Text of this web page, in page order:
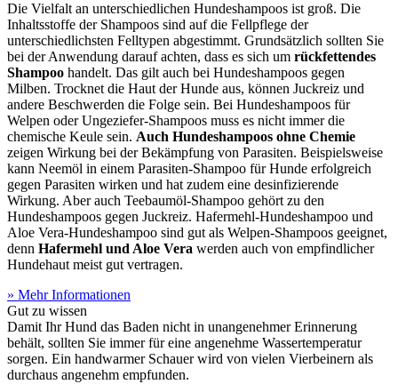
Die Vielfalt an unterschiedlichen Hundeshampoos ist groß. Die
Inhaltsstoffe der Shampoos sind auf die Fellpflege der
unterschiedlichsten Felltypen abgestimmt. Grundsätzlich sollten Sie
bei der Anwendung darauf achten, dass es sich um rückfettendes
Shampoo handelt. Das gilt auch bei Hundeshampoos gegen
Milben. Trocknet die Haut der Hunde aus, können Juckreiz und
andere Beschwerden die Folge sein. Bei Hundeshampoos für
Welpen oder Ungeziefer-Shampoos muss es nicht immer die
chemische Keule sein. Auch Hundeshampoos ohne Chemie
zeigen Wirkung bei der Bekämpfung von Parasiten. Beispielsweise
kann Neemöl in einem Parasiten-Shampoo für Hunde erfolgreich
gegen Parasiten wirken und hat zudem eine desinfizierende
Wirkung. Aber auch Teebaumöl-Shampoo gehört zu den
Hundeshampoos gegen Juckreiz. Hafermehl-Hundeshampoo und
Aloe Vera-Hundeshampoo sind gut als Welpen-Shampoos geeignet,
denn Hafermehl und Aloe Vera werden auch von empfindlicher
Hundehaut meist gut vertragen.
» Mehr Informationen
Gut zu wissen
Damit Ihr Hund das Baden nicht in unangenehmer Erinnerung
behält, sollten Sie immer für eine angenehme Wassertemperatur
sorgen. Ein handwarmer Schauer wird von vielen Vierbeinern als
durchaus angenehm empfunden.